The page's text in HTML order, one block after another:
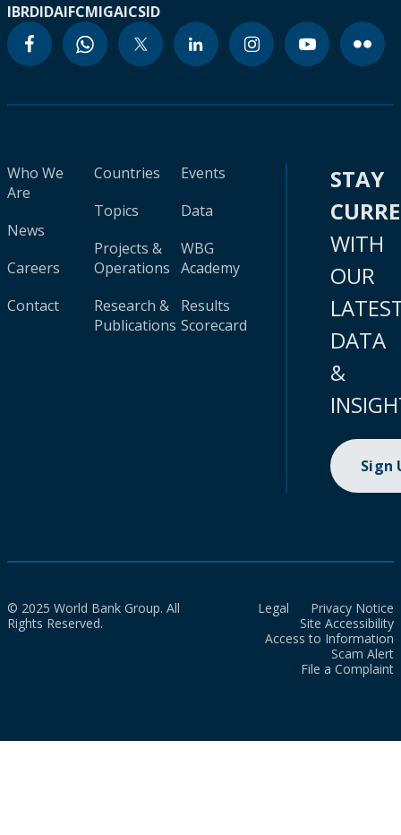
IBRDIDAIFCMIGAICSID
Who We
Are
News
Careers
Contact
Countries
Topics
Projects &
Operations
Research &
Publications
Events
Data
WBG
Academy
Results
Scorecard
STAY
WITH
OUR
DATA
&
Sign
© 2025 World Bank Group. All
Rights Reserved.
Legal
Privacy Notice
Site Accessibility
Access to Information
Scam Alert
File a Complaint